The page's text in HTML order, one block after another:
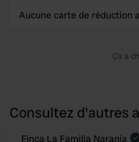
Aucune carte de réduction
Ça a
Consultez d'autres
Reserve maintenant
Finca La Familia Naranja